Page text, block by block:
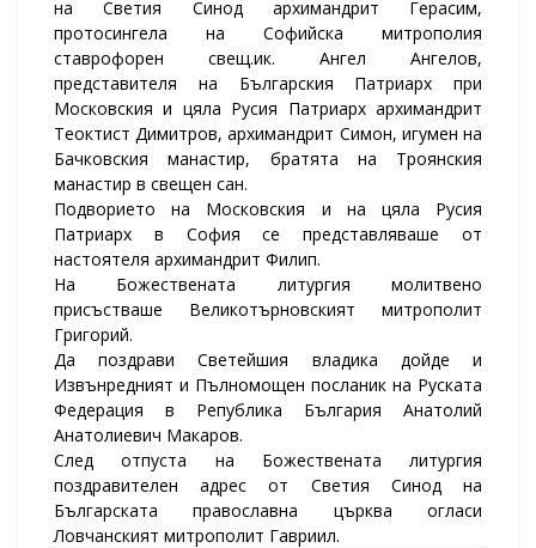
на Светия Синод архимандрит Герасим,
протосингела на Софийска митрополия
ставрофорен свещ.ик. Ангел Ангелов,
представителя на Българския Патриарх при
Московския и цяла Русия Патриарх архимандрит
Теоктист Димитров, архимандрит Симон, игумен на
Бачковския манастир, братята на Троянския
манастир в свещен сан.
Подворието на Московския и на цяла Русия
Патриарх в София се представляваше от
настоятеля архимандрит Филип.
На Божествената литургия молитвено
присъстваше Великотърновският митрополит
Григорий.
Да поздрави Светейшия владика дойде и
Извънредният и Пълномощен посланик на Руската
Федерация в Република България Анатолий
Анатолиевич Макаров.
След отпуста на Божествената литургия
поздравителен адрес от Светия Синод на
Българската православна църква огласи
Ловчанският митрополит Гавриил.